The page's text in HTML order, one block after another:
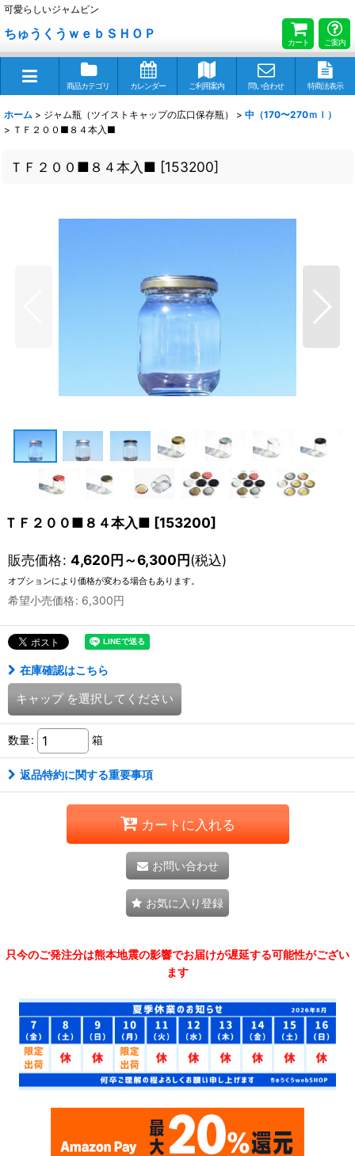
可愛らしいジャムビン
ちゅうくうｗｅｂＳＨＯＰ
カート ご案内
商品カテゴリ カレンダー ご利用案内 問い合わせ 特商法表示
ホーム > ジャム瓶（ツイストキャップの広口保存瓶） > 中（170〜270ｍｌ）
> ＴＦ２００■８４本入■
ＴＦ２００■８４本入■ [153200]
ＴＦ２００■８４本入■ [153200]
販売価格: 4,620円～6,300円(税込)
オプションにより価格が変わる場合もあります。
希望小売価格: 6,300円
在庫確認はこちら
キャップ を選択してください
数量: 箱
返品特約に関する重要事項
カートに入れる
お問い合わせ
お気に入り登録
只今のご発注分は熊本地震の影響でお届けが遅延する可能性がござい
ます